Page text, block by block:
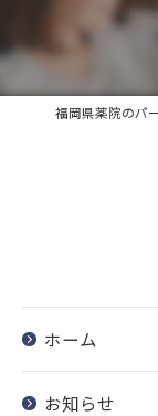
ホーム
お知らせ